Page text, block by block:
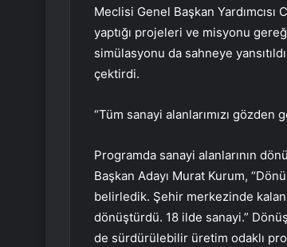
Meclisi Genel Başkan
yaptığı projeleri ve misyonu
simülasyonu da sahneye
çektirdi.
“Tüm sanayi alanlarımızı
Programda sanayi alanlarının
Başkan Adayı Murat Kurum,
belirledik. Şehir merkezinde
dönüştürdü. 18 ilde sanayi.”
de sürdürülebilir üretim odaklı